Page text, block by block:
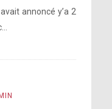
annoncé y’a 2